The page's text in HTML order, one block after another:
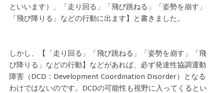
といいます）、「走り回る」「飛び跳ねる」「姿勢を崩す」
「飛び降りる」などの行動に出ます】と書きました。
しかし、【「走り回る」「飛び跳ねる」「姿勢を崩す」「飛
び降りる」などの行動】などがあれば、必ず発達性協調運動
障害（DCD：Development Coordination Disorder）となる
わけではないのです。DCDの可能性も視野に入ってくるとい